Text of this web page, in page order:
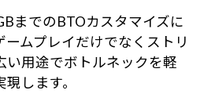
までのBTOカスタマイズに
ムプレイだけでなくストリ
い用途でボトルネックを軽
します。